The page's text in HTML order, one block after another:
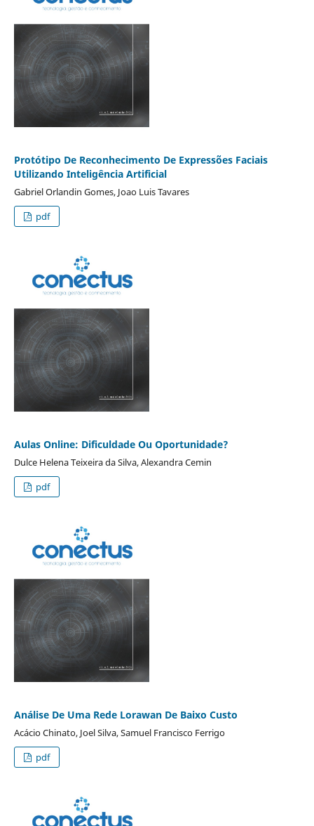
Protótipo De Reconhecimento De Expressões Faciais
Utilizando Inteligência Artificial
Gabriel Orlandin Gomes, Joao Luis Tavares
pdf
Aulas Online: Dificuldade Ou Oportunidade?
Dulce Helena Teixeira da Silva, Alexandra Cemin
pdf
Análise De Uma Rede Lorawan De Baixo Custo
Acácio Chinato, Joel Silva, Samuel Francisco Ferrigo
pdf